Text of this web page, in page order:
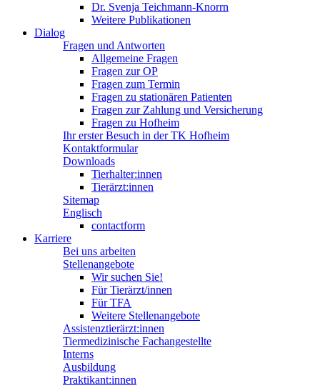
Dr. Svenja Teichmann-Knorrn
Weitere Publikationen
Dialog
Fragen und Antworten
Allgemeine Fragen
Fragen zur OP
Fragen zum Termin
Fragen zu stationären Patienten
Fragen zur Zahlung und Versicherung
Fragen zu Hofheim
Ihr erster Besuch in der TK Hofheim
Kontaktformular
Downloads
Tierhalter:innen
Tierärzt:innen
Sitemap
Englisch
contactform
Karriere
Bei uns arbeiten
Stellenangebote
Wir suchen Sie!
Für Tierärzt/innen
Für TFA
Weitere Stellenangebote
Assistenztierärzt:innen
Tiermedizinische Fachangestellte
Interns
Ausbildung
Praktikant:innen